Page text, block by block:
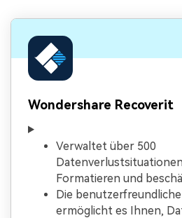
Wondershare Recoverit
Verwaltet über 500
Formatieren und
Die
ermöglicht es Ihnen,